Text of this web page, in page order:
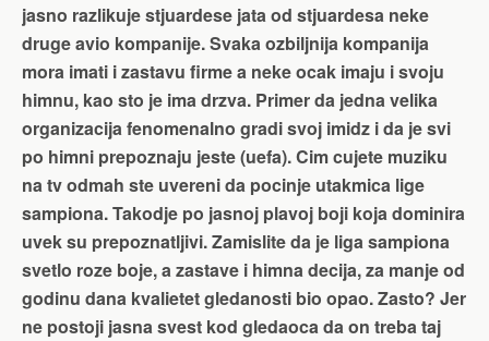
jasno razlikuje stjuardese jata od stjuardesa neke
druge avio kompanije. Svaka ozbiljnija kompanija
mora imati i zastavu firme a neke ocak imaju i svoju
himnu, kao sto je ima drzva. Primer da jedna velika
organizacija fenomenalno gradi svoj imidz i da je svi
po himni prepoznaju jeste (uefa). Cim cujete muziku
na tv odmah ste uvereni da pocinje utakmica lige
sampiona. Takodje po jasnoj plavoj boji koja dominira
uvek su prepoznatljivi. Zamislite da je liga sampiona
svetlo roze boje, a zastave i himna decija, za manje od
godinu dana kvalietet gledanosti bio opao. Zasto? Jer
ne postoji jasna svest kod gledaoca da on treba taj